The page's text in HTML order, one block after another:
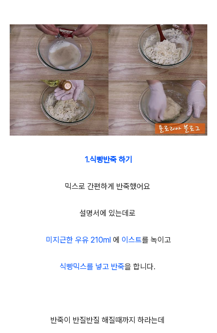
1.식빵반죽 하기
믹스로 간편하게 반죽했어요
설명서에 있는데로
미지근한 우유 210ml 에 이스트를 녹이고
식빵믹스를 넣고 반죽을 합니다.
반죽이 반질반질 해질때까지 하라는데